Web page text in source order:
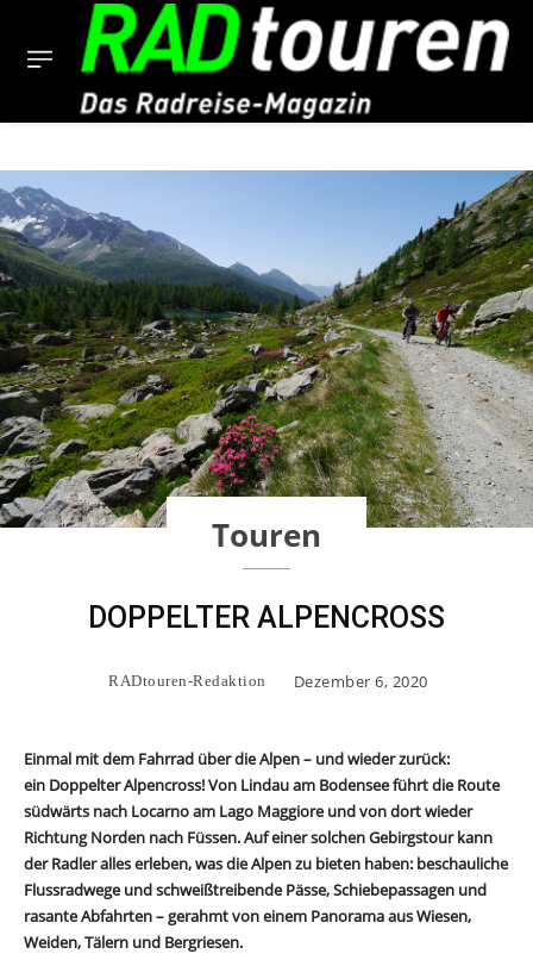
Touren
DOPPELTER ALPENCROSS
RADtouren-Redaktion Dezember 6, 2020
Einmal mit dem Fahrrad über die Alpen – und wieder zurück:
ein Doppelter Alpencross! Von Lindau am Bodensee führt die Route
südwärts nach Locarno am Lago Maggiore und von dort wieder
Richtung Norden nach Füssen. Auf einer solchen Gebirgstour kann
der Radler alles erleben, was die Alpen zu bieten haben: beschauliche
Flussradwege und schweißtreibende Pässe, Schiebepassagen und
rasante Abfahrten – gerahmt von einem Panorama aus Wiesen,
Weiden,Tälern und Bergriesen.